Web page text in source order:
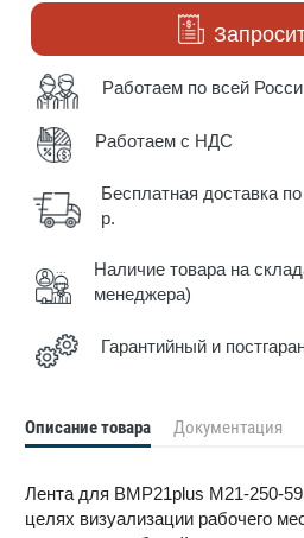
Работаем по всей
Работаем с НДС
Бесплатная доставка
р.
Наличие товара на
менеджера)
Гарантийный и
Описание товара Документация
Лента для BMP21plus M21-250-
целях визуализации рабочего